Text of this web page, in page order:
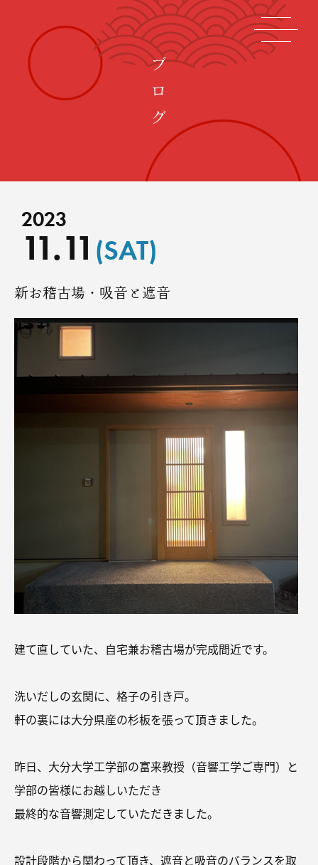
2023
11.11 (SAT)
新お稽古場・吸音と遮音
建て直していた、自宅兼お稽古場が完成間近です。
洗いだしの玄関に、格子の引き戸。
軒の裏には大分県産の杉板を張って頂きました。
昨日、大分大学工学部の富来教授（音響工学ご専門）と
学部の皆様にお越しいただき
最終的な音響測定していただきました。
設計段階から関わって頂き、遮音と吸音のバランスを取